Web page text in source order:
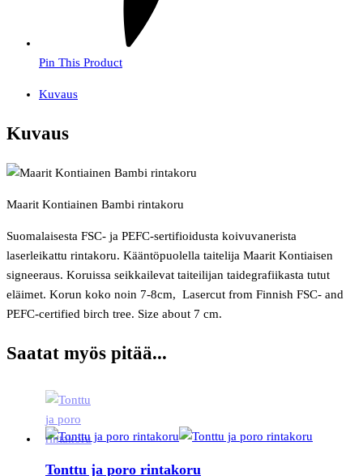
Pin This Product
Kuvaus
Kuvaus
Maarit Kontiainen Bambi rintakoru
Suomalaisesta FSC- ja PEFC-sertifioidusta koivuvanerista
laserleikattu rintakoru. Kääntöpuolella taitelija Maarit Kontiaisen
signeeraus. Koruissa seikkailevat taiteilijan taidegrafiikasta tutut
eläimet. Korun koko noin 7-8cm, Lasercut from Finnish FSC- and
PEFC-certified birch tree. Size about 7 cm.
Saatat myös pitää...
Tonttu ja poro rintakoru